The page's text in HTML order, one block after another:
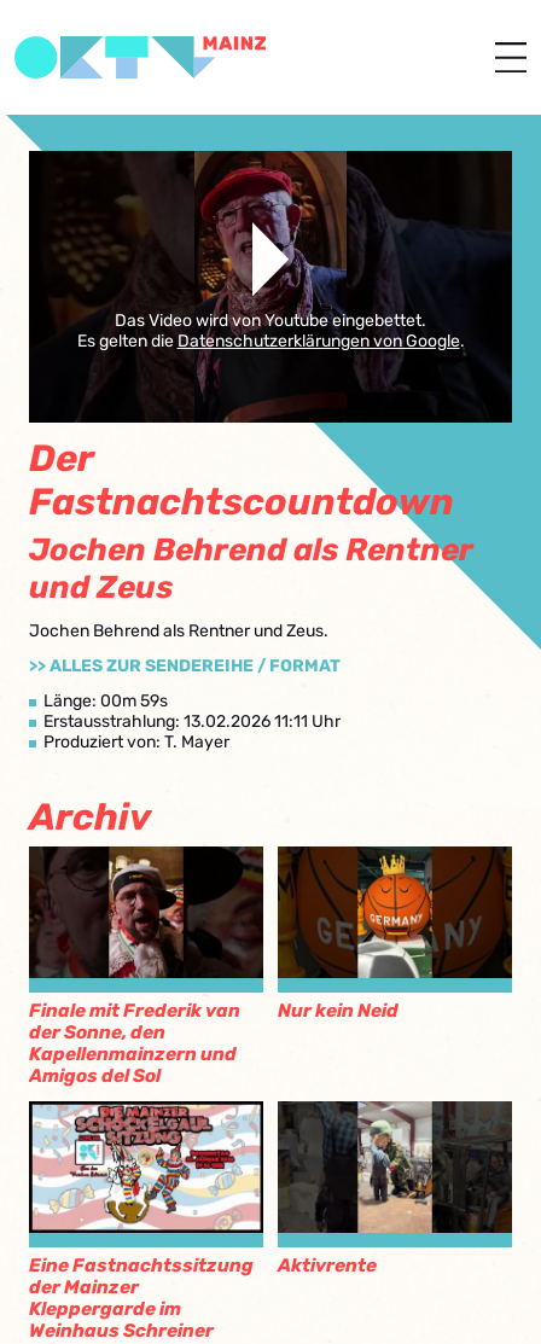
Das Video wird von Youtube eingebettet.
Es gelten die Datenschutzerklärungen von Google.
Der
Fastnachtscountdown
Jochen Behrend als Rentner
und Zeus
Jochen Behrend als Rentner und Zeus.
>> ALLES ZUR SENDEREIHE / FORMAT
Länge: 00m 59s
Erstausstrahlung: 13.02.2026 11:11 Uhr
Produziert von: T. Mayer
Archiv
Finale mit Frederik van
der Sonne, den
Kapellenmainzern und
Amigos del Sol
Nur kein Neid
Eine Fastnachtssitzung
der Mainzer
Kleppergarde im
Weinhaus Schreiner
Aktivrente